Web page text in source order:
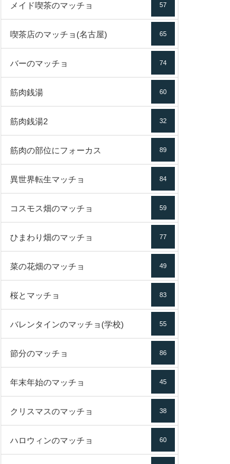
メイド喫茶のマッチョ 57
喫茶店のマッチョ(名古屋) 65
バーのマッチョ 74
筋肉銭湯 60
筋肉銭湯2 32
筋肉の部位にフォーカス 89
異世界転生マッチョ 84
コスモス畑のマッチョ 59
ひまわり畑のマッチョ 77
菜の花畑のマッチョ 49
桜とマッチョ 83
バレンタインのマッチョ(学校) 55
節分のマッチョ 86
年末年始のマッチョ 45
クリスマスのマッチョ 38
ハロウィンのマッチョ 60